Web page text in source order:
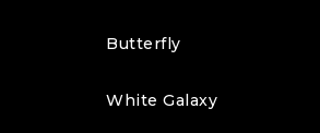
Butterfly
White Galaxy